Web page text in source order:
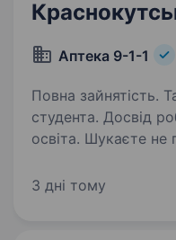
Аптека 9-1-1
Повна зайнятість.
студента. Досвід
освіта. Шукаєте не просто роботу, а місце,
підтримують з
3 дні тому